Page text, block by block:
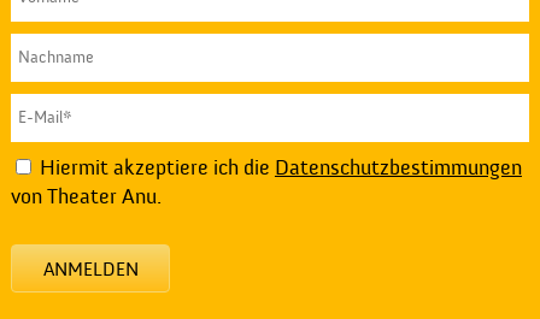
Hiermit akzeptiere ich die Datenschutzbestimmungen
von Theater Anu.
ANMELDEN